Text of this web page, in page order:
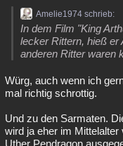
Amelie1974 schrieb:
In dem Film "King
lecker Rittern, hieß er
anderen Ritter waren
Würg, auch wenn ich
mal richtig schrottig.
Und zu den Sarmaten.
wird ja eher im
Uther Pendragon